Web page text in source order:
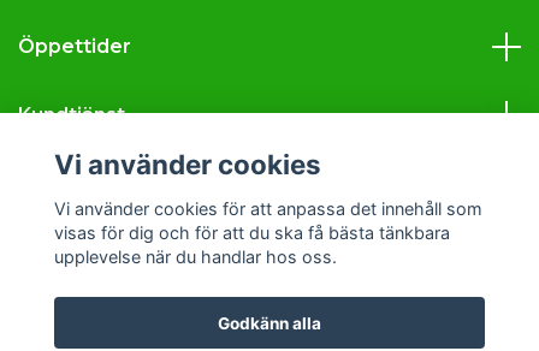
Öppettider
Kundtjänst
Läs mer
Sociala medier
Vi använder cookies
Vi använder cookies för att anpassa det innehåll som
visas för dig och för att du ska få bästa tänkbara
upplevelse när du handlar hos oss.
Godkänn alla